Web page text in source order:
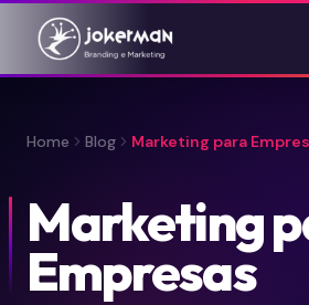
Home Blog Marketing para
Marketing
Empresas